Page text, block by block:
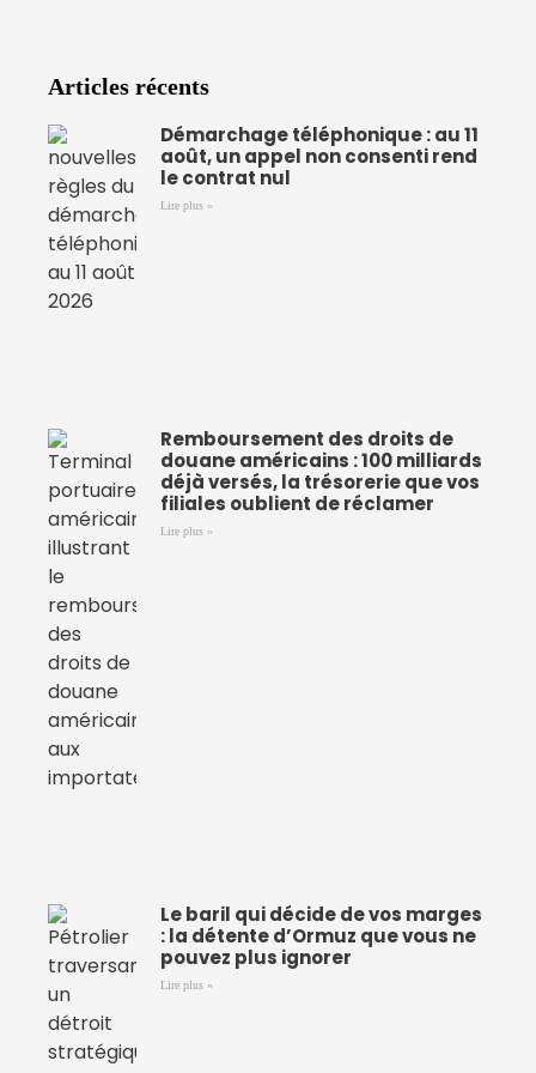
Articles récents
Démarchage téléphonique : au 11
août, un appel non consenti rend
le contrat nul
Lire plus »
Remboursement des droits de
douane américains : 100 milliards
déjà versés, la trésorerie que vos
filiales oublient de réclamer
Lire plus »
Le baril qui décide de vos marges
: la détente d’Ormuz que vous ne
pouvez plus ignorer
Lire plus »